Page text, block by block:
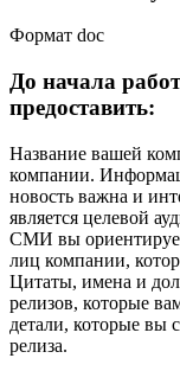
Формат doc
До начала
предоставить:
Название вашей
компании.
новость важна и
является целевой
СМИ вы
лиц компании,
Цитаты, имена и
релизов, которые
детали, которые вы
релиза.